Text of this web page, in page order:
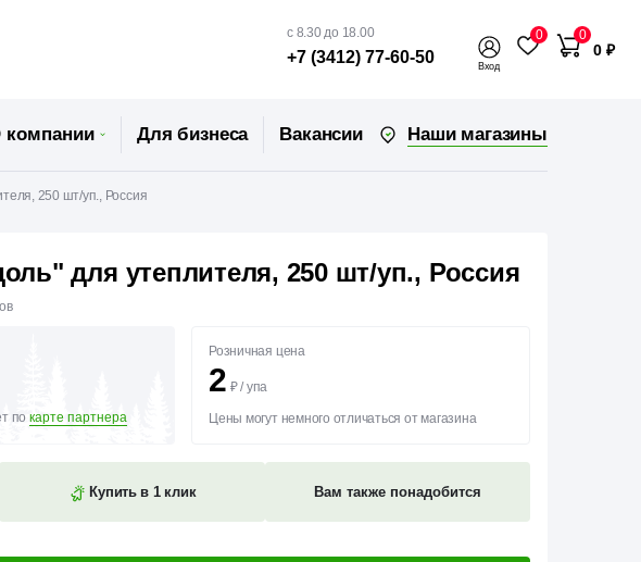
с 8.30 до 18.00
+7 (3412) 77-60-50 Вход
0 0
0 ₽
компании Для бизнеса Вакансии Наши магазины
250 шт/уп., Россия
для утеплителя, 250 шт/уп., Россия
по карте партнера
Розничная цена
2 ₽/ упа
Цены могут немного отличаться от магазина
Купить в 1 клик Вам также понадобится